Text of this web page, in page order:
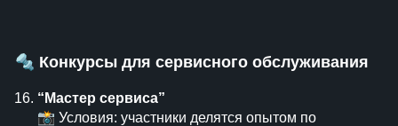
🔩 Конкурсы для сервисного обслуживания
“Мастер сервиса”
📸 Условия: участники делятся опытом по